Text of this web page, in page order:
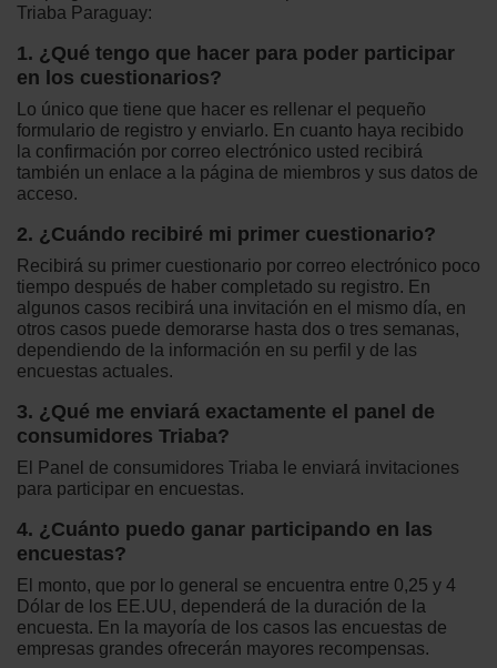
Triaba Paraguay:
1. ¿Qué tengo que hacer para poder participar
en los cuestionarios?
Lo único que tiene que hacer es rellenar el pequeño
formulario de registro y enviarlo. En cuanto haya recibido
la confirmación por correo electrónico usted recibirá
también un enlace a la página de miembros y sus datos de
acceso.
2. ¿Cuándo recibiré mi primer cuestionario?
Recibirá su primer cuestionario por correo electrónico poco
tiempo después de haber completado su registro. En
algunos casos recibirá una invitación en el mismo día, en
otros casos puede demorarse hasta dos o tres semanas,
dependiendo de la información en su perfil y de las
encuestas actuales.
3. ¿Qué me enviará exactamente el panel de
consumidores Triaba?
El Panel de consumidores Triaba le enviará invitaciones
para participar en encuestas.
4. ¿Cuánto puedo ganar participando en las
encuestas?
El monto, que por lo general se encuentra entre 0,25 y 4
Dólar de los EE.UU, dependerá de la duración de la
encuesta. En la mayoría de los casos las encuestas de
empresas grandes ofrecerán mayores recompensas.